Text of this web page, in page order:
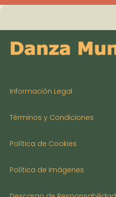
Información Legal
Términos y Condiciones
Política de Cookies
Política de Imágenes